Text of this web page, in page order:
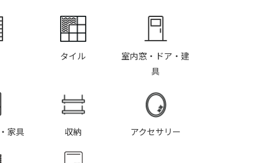
タイル
室内窓・ドア・建
具
家具 収納 アクセサリー